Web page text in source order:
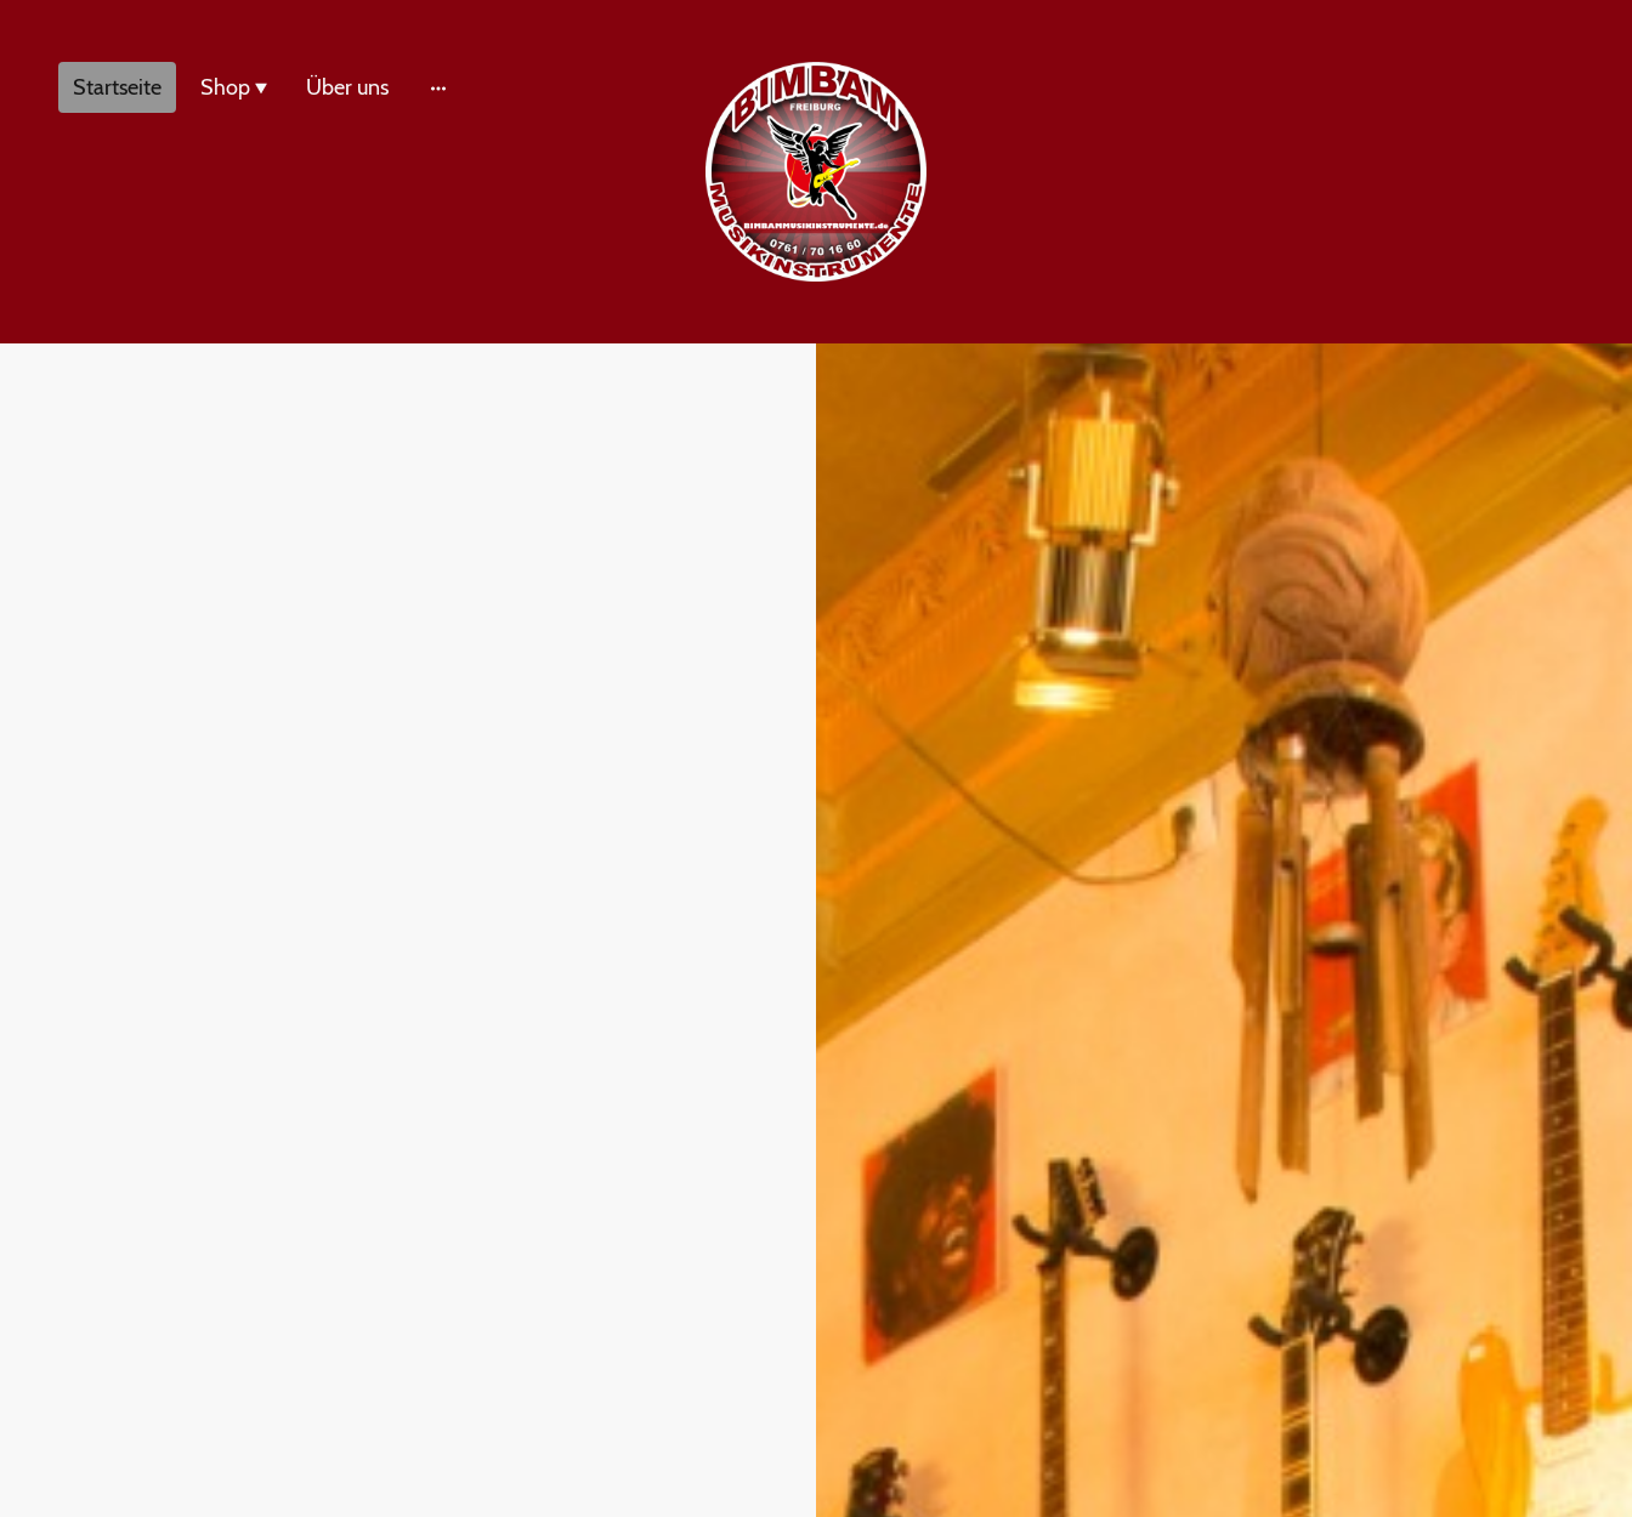
Startseite Shop Über uns